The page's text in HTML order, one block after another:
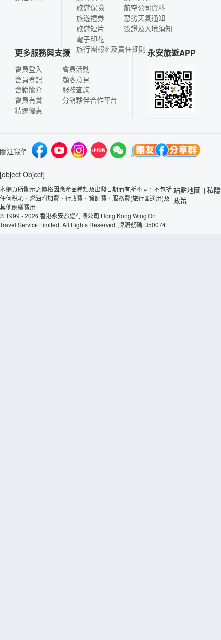
旅遊保險
旅遊禮券
旅遊短片
電子印花
航空公司資料
惡劣天氣通知
簽證及入境須知
旅行團報名及責任細則
更多服務與支援
會員登入
會員登記
會籍簡介
會員有賞
精選優惠
會員活動
顧客意見
服務查詢
分銷夥伴合作平台
永安旅遊APP
關注我們
[object Object]
本網頁所顯示之價格因應產品種類及出發日期而有所不同，不包括
任何稅項、燃油附加費、行政費、簽証費、服務費(旅行團適用)及
其他應繳費用
© 1999 - 2026 香港永安旅遊有限公司 Hong Kong Wing On
Travel Service Limited. All Rights Reserved. 牌照號碼: 350074
站點地圖 | 私隱
政策